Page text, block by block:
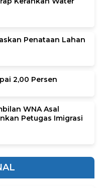
Penataan Lahan
2,00 Persen
WNA Asal
Petugas Imigrasi